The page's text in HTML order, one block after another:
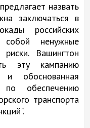
назвать
заключаться в
российских
ненужные
Вашингтон
эту кампанию
обоснованная
по обеспечению
транспорта